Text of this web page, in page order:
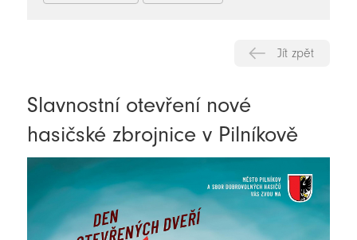
Jít zpět
Slavnostní otevření nové
hasičské zbrojnice v Pilníkově